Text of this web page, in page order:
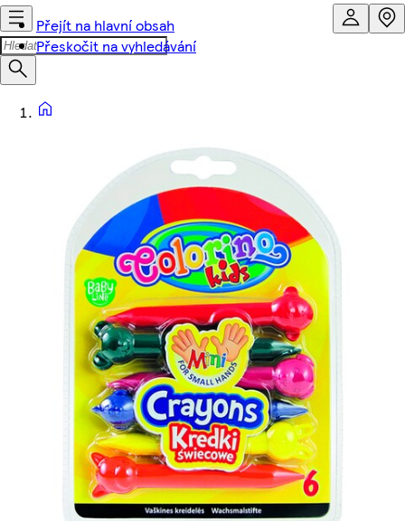
Přejít na hlavní obsah
Přeskočit na vyhledávání